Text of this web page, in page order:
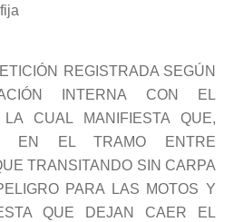
REGISTRADA SEGÚN
INTERNA CON EL
CUAL MANIFIESTA QUE,
EN EL TRAMO ENTRE
TRANSITANDO SIN CARPA
PARA LAS MOTOS Y
QUE DEJAN CAER EL